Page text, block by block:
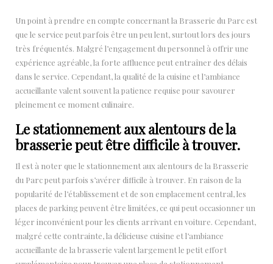
Un point à prendre en compte concernant la Brasserie du Parc est
que le service peut parfois être un peu lent, surtout lors des jours
très fréquentés. Malgré l’engagement du personnel à offrir une
expérience agréable, la forte affluence peut entraîner des délais
dans le service. Cependant, la qualité de la cuisine et l’ambiance
accueillante valent souvent la patience requise pour savourer
pleinement ce moment culinaire.
Le stationnement aux alentours de la
brasserie peut être difficile à trouver.
Il est à noter que le stationnement aux alentours de la Brasserie
du Parc peut parfois s’avérer difficile à trouver. En raison de la
popularité de l’établissement et de son emplacement central, les
places de parking peuvent être limitées, ce qui peut occasionner un
léger inconvénient pour les clients arrivant en voiture. Cependant,
malgré cette contrainte, la délicieuse cuisine et l’ambiance
accueillante de la brasserie valent largement le petit effort